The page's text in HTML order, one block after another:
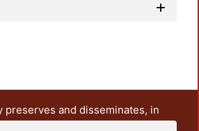
preserves and disseminates, in
access, the teaching and research